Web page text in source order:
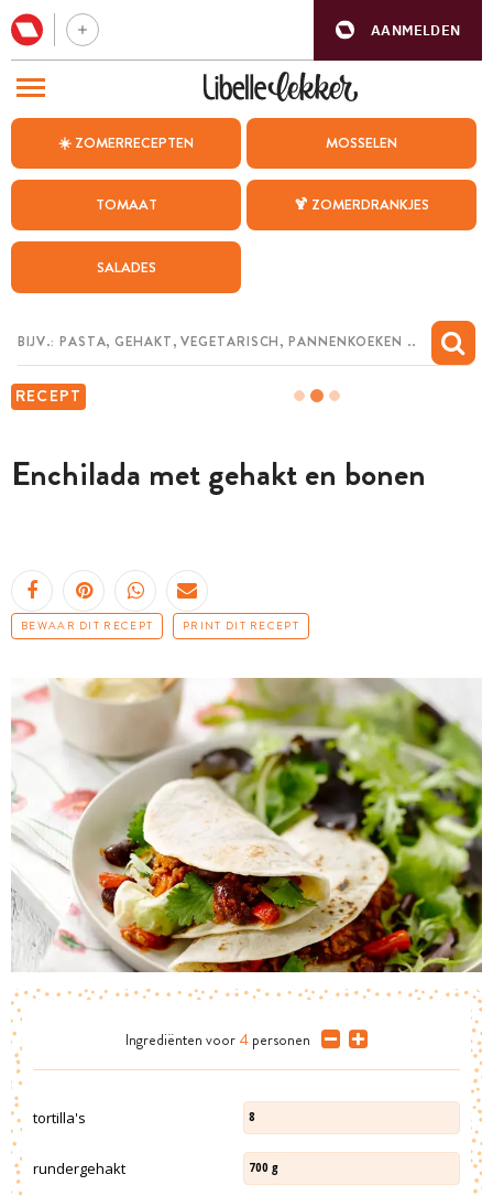
AANMELDEN
☀️ ZOMERRECEPTEN MOSSELEN
TOMAAT 🍹 ZOMERDRANKJES
SALADES
RECEPT
Enchilada met gehakt en bonen
BEWAAR DIT RECEPT PRINT DIT RECEPT
Ingrediënten voor 4 personen
tortilla's 8
rundergehakt 700 g
BEZOEK ONZE ANDERE WEBSITES
WEEKMENU
CHAT MET MAIA
MIJN BEWAARDE RECEPTEN